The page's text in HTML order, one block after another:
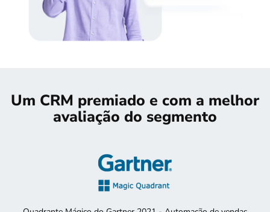
Um CRM premiado e com a melhor
avaliação do segmento